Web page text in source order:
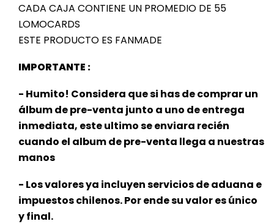
CADA CAJA CONTIENE UN PROMEDIO DE 55
LOMOCARDS
ESTE PRODUCTO ES FANMADE
IMPORTANTE :
- Humito! Considera que si has de comprar un
álbum de pre-venta junto a uno de entrega
inmediata, este ultimo se enviara recién
cuando el album de pre-venta llega a nuestras
manos
- Los valores ya incluyen servicios de aduana e
impuestos chilenos. Por ende su valor es único
y final.